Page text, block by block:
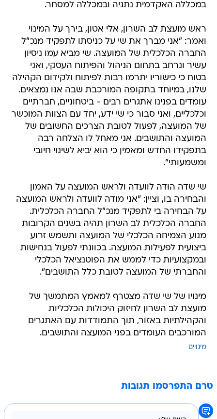
במכללה האקדמית נתניה ובמכללה למסחר.
ראש מועצת לב השרון, אלי אטון, בירך על המינוי
ואמר: "אני מברך את שי על כניסתו לתפקיד מנכ"ל
החברה הכלכלית של המועצה. שי מביא עמו ניסיון
עשיר ונרחב בתחום הניהול והפיתוח העסקי, ואני
בטוח כי כישוריו יתרמו רבות לפיתוח ולקידום הקהילה
שלנו, במיוחד בתקופה המורכבת שבה אנו נמצאים.
עומדים בפנינו אתגרים רבים - ביטחוניים, חברתיים
וכלכליים, ואני סבור כי שי ידע, יחד עם הצוות המוכשר
של המועצה, לפעול לטובת הצרכים החשובים של
המועצה והתושבים. אני מאחל לו הצלחה רבה
בתפקידו החדש ומאמין כי הוא יביא לשינוי חיובי
ומשמעותי".
שי שדה הודה לוועדה ולראש המועצה על האמון
והבחירה בו, וציין: "אני מודה לוועדה ולראש המועצה
על הבחירה בי לתפקיד מנכ"ל החברה הכלכלית.
החברה הכלכלית לב השרון תהיה בשנים הקרובות
מנוע הצמיחה הכלכלי של המועצה ותשמש זרוע
ביצועית לפעילות המועצה. בכוונתי לפעול בנחישות
ובמקצועיות כדי לממש את הפוטנציאל הכלכלי
והחברתי של המועצה לטובת כלל התושבים".
מינויו של שי שדה מצטרף למאמץ המתמשך של
מועצת לב השרון לחיזוק היכולות הכלכליות
והקהילתיות באזור, תוך התמודדות עם האתגרים
המורכבים העומדים בפני המועצה והתושבים.
מינויים
טרם התפרסמו תגובות